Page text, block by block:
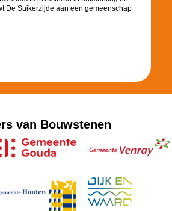
De Suikerzijde aan een gemeenschap
van Bouwstenen